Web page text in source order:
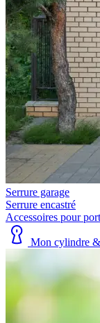
Serrure garage
Serrure encastré
Accessoires pour
Mon cylindre